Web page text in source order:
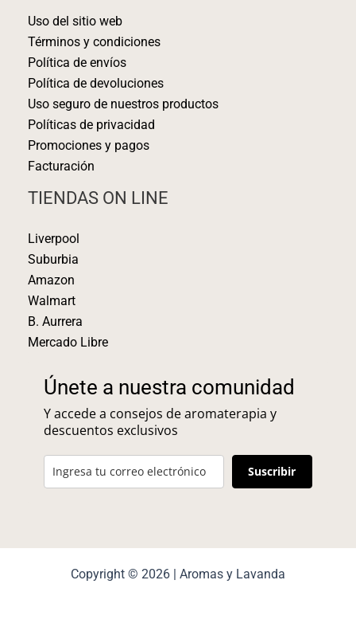
Uso del sitio web
Términos y condiciones
Política de envíos
Política de devoluciones
Uso seguro de nuestros productos
Políticas de privacidad
Promociones y pagos
Facturación
TIENDAS ON LINE
Liverpool
Suburbia
Amazon
Walmart
B. Aurrera
Mercado Libre
Únete a nuestra comunidad
Y accede a consejos de aromaterapia y
descuentos exclusivos
Suscribir
Copyright © 2026 | Aromas y Lavanda